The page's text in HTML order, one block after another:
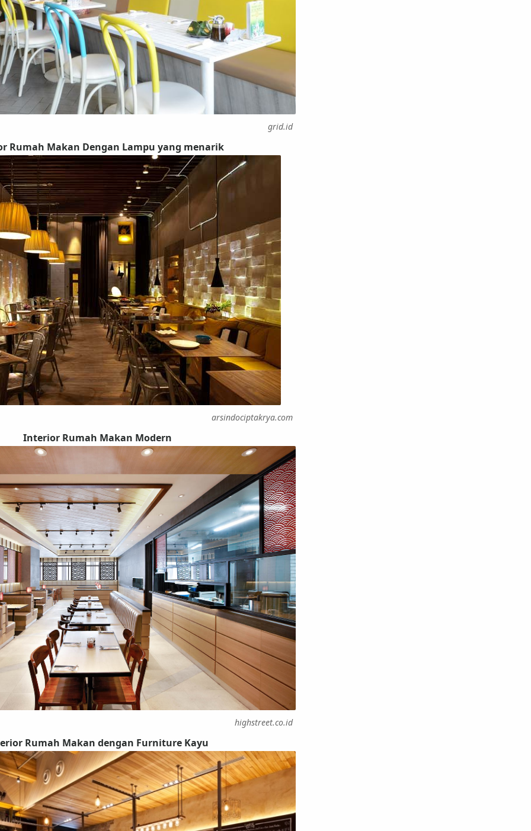
grid.id
Rumah Makan Dengan Lampu yang menarik
arsindociptakrya.com
Interior Rumah Makan Modern
highstreet.co.id
Rumah Makan dengan Furniture Kayu